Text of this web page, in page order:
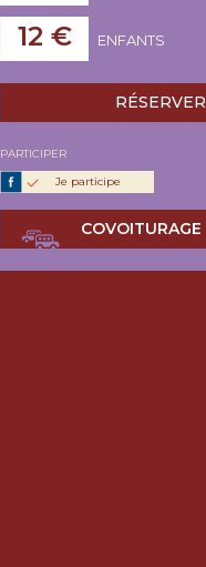
12 € ENFANTS
RÉSERVER
PARTICIPER
Je participe
COVOITURAGE